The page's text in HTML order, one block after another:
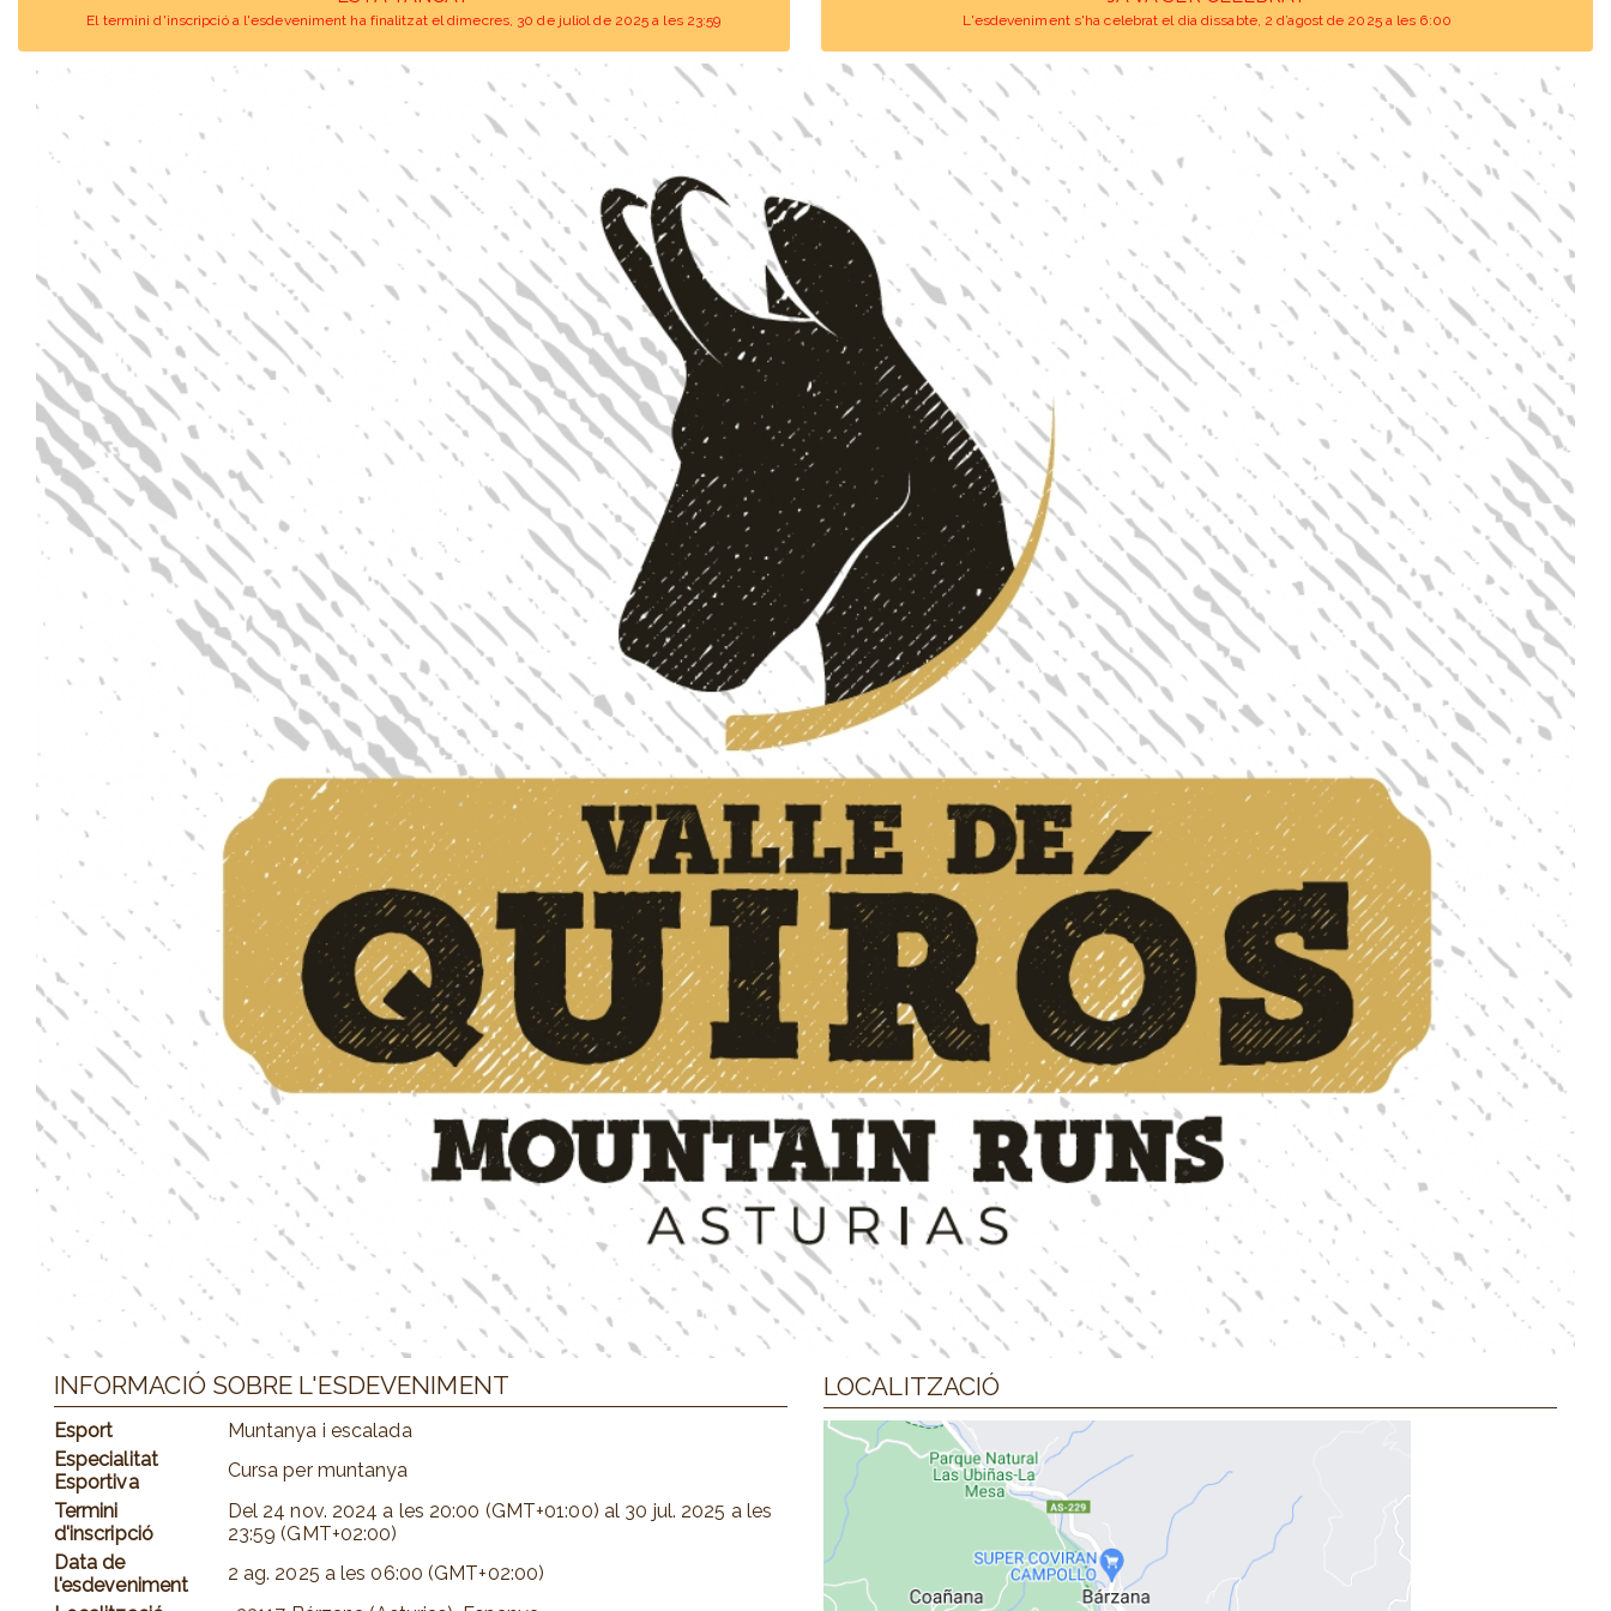
El termini d'inscripció a l'esdeveniment ha finalitzat el dimecres, 30 de juliol de 2025 a les 23:59 L'esdeveniment s'ha celebrat el dia dissabte, 2 d’agost de 2025 a les 6:00
INFORMACIÓ SOBRE L'ESDEVENIMENT
Esport
Muntanya i escalada
Especialitat
Esportiva
Cursa per muntanya
Termini
d'inscripció
Del 24 nov. 2024 a les 20:00 (GMT+01:00) al 30 jul. 2025 a les
23:59 (GMT+02:00)
Data de
l'esdeveniment
2 ag. 2025 a les06:00 (GMT+02:00)
LOCALITZACIÓ